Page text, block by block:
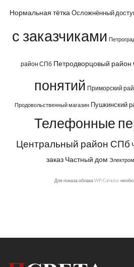
Нормальная тёткаОсложнённый
с заказчиками
район СПб Петродворцовый
понятий Приморский
Продовольственный магазин Пушкинский
Телефонные
Центральный район СПб
заказ Частный дом
Для показа облака WP-Cumulus